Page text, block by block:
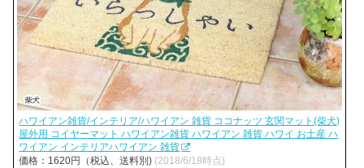
ハワイアン雑貨/インテリア/ハワイアン 雑貨 ココナッツ 玄関マット(柴犬)
屋外用 コイヤーマット ハワイアン雑貨 ハワイアン 雑貨 ハワイ お土産 ハ
ワイアン インテリアハワイアン 雑貨
価格：1620円（税込、送料別) (2018/6/18時点)